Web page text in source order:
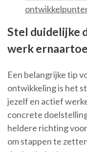
Stel duidelijke
werk
Een belangrijke tip
ontwikkeling is het
jezelf en actief
concrete
heldere richting
om stappen te